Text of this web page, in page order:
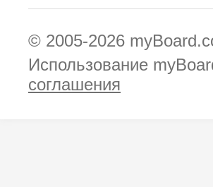
© 2005-2026
Использование
соглашения